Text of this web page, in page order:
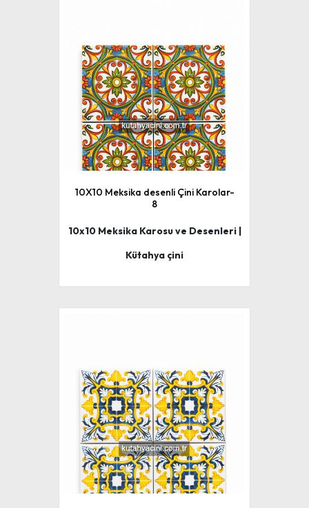
10X10 Meksika desenli Çini Karolar-
8
10x10 Meksika Karosu ve Desenleri |
Kütahya çini